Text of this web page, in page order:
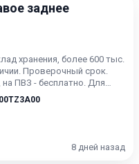
заднее
хранения, более 600 тыс.
Проверочный срок.
ПВЗ - бесплатно. Для
8 дней назад